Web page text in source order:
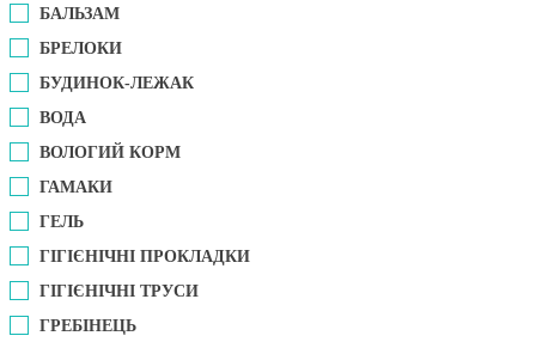
БАЛЬЗАМ
БРЕЛОКИ
БУДИНОК-ЛЕЖАК
ВОДА
ВОЛОГИЙ КОРМ
ГАМАКИ
ГЕЛЬ
ГІГІЄНІЧНІ ПРОКЛАДКИ
ГІГІЄНІЧНІ ТРУСИ
ГРЕБІНЕЦЬ